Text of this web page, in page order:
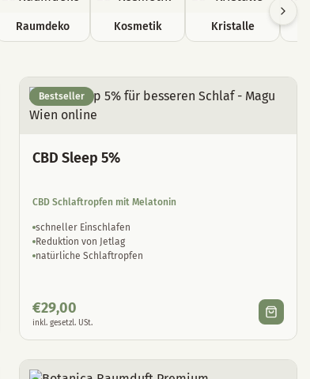
Raumdeko Kosmetik Kristalle
Bestseller
CBD Sleep 5%
CBD Schlaftropfen mit Melatonin
schneller Einschlafen
Reduktion von Jetlag
natürliche Schlaftropfen
€29,00
inkl. gesetzl. USt.